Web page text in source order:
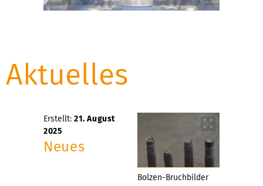
Aktuelles
Bolzen-Bruchbilder
Erstellt: 21. August
2025
Neues